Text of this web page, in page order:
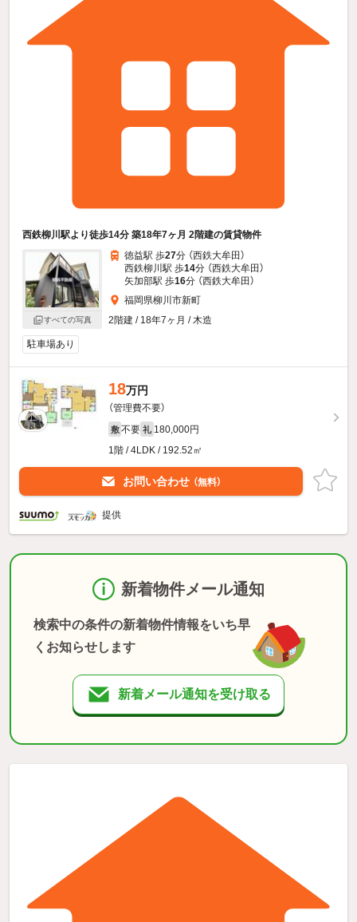
西鉄柳川駅より徒歩14分 築18年7ヶ月 2階建の賃貸物件
すべての写真
徳益駅 歩27分 （西鉄大牟田）
西鉄柳川駅 歩14分 （西鉄大牟田）
矢加部駅 歩16分 （西鉄大牟田）
福岡県柳川市新町
2階建 / 18年7ヶ月 / 木造
駐車場あり
18万円
（管理費不要）
敷 不要 礼 180,000円
1階 / 4LDK / 192.52㎡
お問い合わせ （無料）
提供
新着物件メール通知
検索中の条件の新着物件情報をいち早
くお知らせします
新着メール通知を受け取る